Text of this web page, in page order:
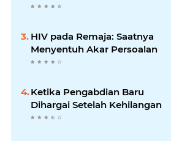
HIV pada Remaja: Saatnya
Menyentuh Akar Persoalan
Ketika Pengabdian Baru
Dihargai Setelah Kehilangan